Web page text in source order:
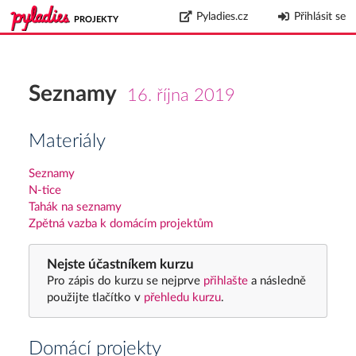
PROJEKTY Pyladies.cz Přihlásit se
Seznamy 16. října 2019
Materiály
Seznamy
N-tice
Tahák na seznamy
Zpětná vazba k domácím projektům
Nejste účastníkem kurzu
Pro zápis do kurzu se nejprvepřihlašte a následně
použijte tlačítko vpřehledu kurzu.
Domácí projekty